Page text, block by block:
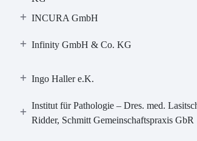
INCURA GmbH
Infinity GmbH & Co. KG
Ingo Haller e.K.
Institut für Pathologie – Dres. med.
Ridder, Schmitt Gemeinschaftspraxis GbR